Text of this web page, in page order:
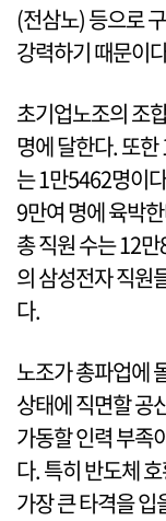
(전삼노) 등으로
강력하기 때문이
초기업노조의 조
명에 달한다. 또
는 1만5462명이
9만여 명에 육박
총 직원 수는 12
의 삼성전자 직원
다.
노조가 총파업에
상태에 직면할 공
가동할 인력 부족
다. 특히 반도체
가장 큰 타격을 입